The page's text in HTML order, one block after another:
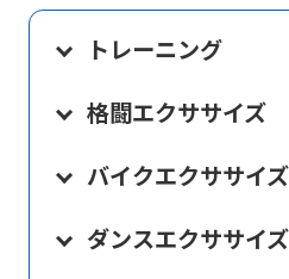
トレーニング
格闘エクササイズ
バイクエクササイズ
ダンスエクササイズ